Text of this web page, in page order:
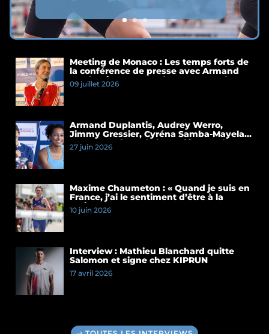
Meeting de Monaco : Les temps forts de
la conférence de presse avec Armand
Duplantis et Cassandre Beaugrand
09 juillet 2026
Armand Duplantis, Audrey Werro,
Jimmy Gressier, Cyréna Samba-Mayela…
Les temps forts de la conférence de
presse du Meeting de Paris 2026
27 juin 2026
Maxime Chaumeton : « Quand je suis en
France, j’ai le sentiment d’être à la
maison »
10 juin 2026
Interview : Mathieu Blanchard quitte
Salomon et signe chez KIPRUN
17 avril 2026